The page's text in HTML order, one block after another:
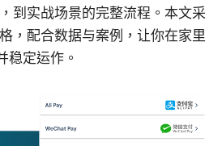
到实战场景的完整流程。本文采
，配合数据与案例，让你在家里
稳定运作。